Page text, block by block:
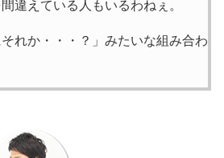
違えている人もいるわねぇ。
それか・・・？」みたいな組み合わ